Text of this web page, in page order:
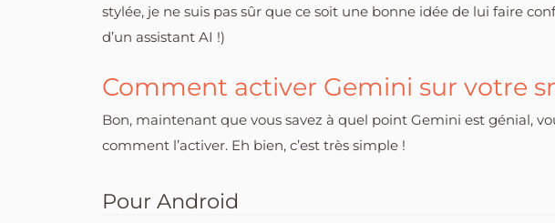
stylée, je ne suis pas sûr que ce soit une bonne idée de lui faire
d’un assistant AI !)
Comment activer Gemini sur votre
Bon, maintenant que vous savez à quel point Gemini est génial,
comment l’activer. Eh bien, c’est très simple !
Pour Android